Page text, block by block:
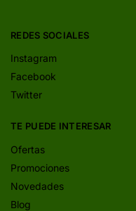
REDES SOCIALES
Instagram
Facebook
Twitter
TE PUEDE INTERESAR
Ofertas
Promociones
Novedades
Blog